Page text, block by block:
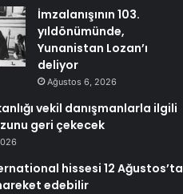
İmzalanışının 103.
yıldönümünde,
Yunanistan Lozan’ı
deliyor
Ağustos 6, 2026
vekil danışmanlarla ilgili
geri çekecek
hissesi 12 Ağustos’ta
edebilir